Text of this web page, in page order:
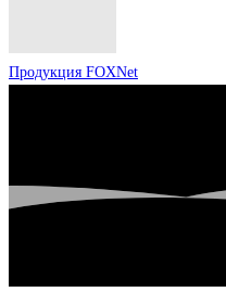
Продукция FOXNet